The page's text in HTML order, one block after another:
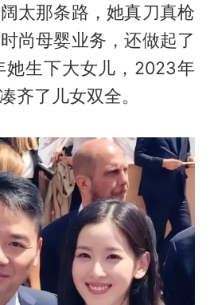
太那条路，她真刀真枪
尚母婴业务，还做起了
她生下大女儿，2023年
齐了儿女双全。